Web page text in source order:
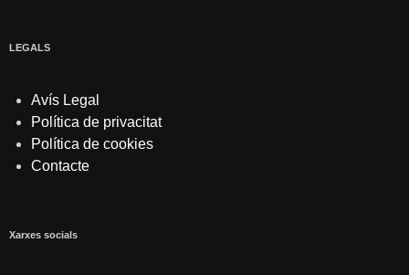
LEGALS
Avís Legal
Política de privacitat
Política de cookies
Contacte
Xarxes socials